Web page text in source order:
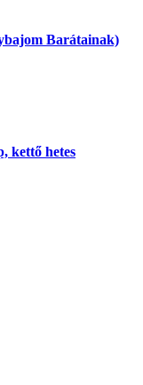
Barátainak)
kettő hetes